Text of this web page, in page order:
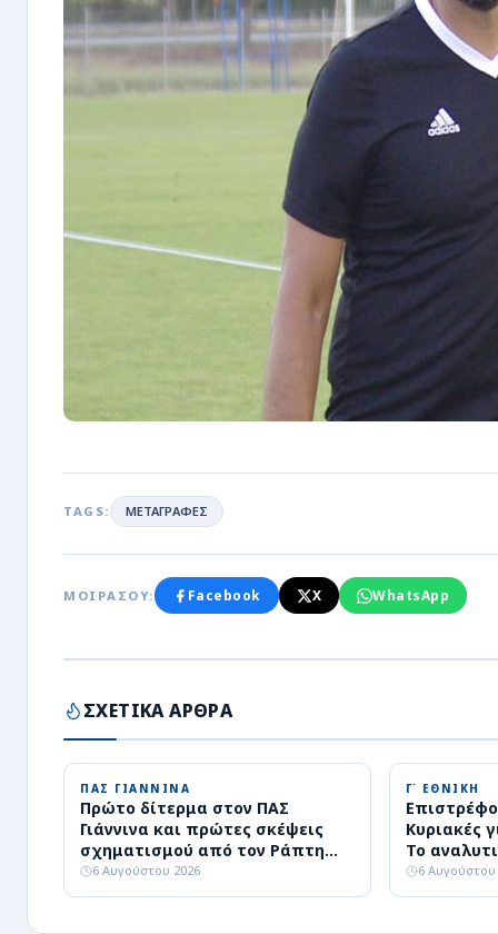
TAGS: ΜΕΤΑΓΡΑΦΕΣ
ΜΟΙΡΑΣΟΥ: Facebook X WhatsApp
ΣΧΕΤΙΚΑ ΑΡΘΡΑ
ΠΑΣ ΓΙΑΝΝΙΝΑ
Πρώτο δίτερμα στον ΠΑΣ
Γιάννινα και πρώτες σκέψεις
σχηματισμού από τον Ράπτη
(video)
6 Αυγούστου 2026
Γ΄ ΕΘΝΙΚΗ
Κυριακές
Το
Εθνικής
6 Αυγούστου